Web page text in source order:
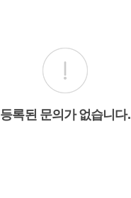
등록된 문의가 없습니다.